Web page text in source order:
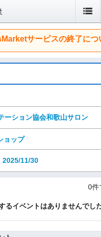
サービスの終了につ
ーション協会和歌山サロン
ョップ
2025/11/30
0件
るイベントはありませんでし